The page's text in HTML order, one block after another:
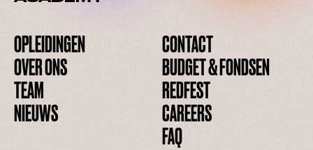
OPLEIDINGEN
OVER ONS
TEAM
NIEUWS
CONTACT
BUDGET & FONDSEN
REDFEST
CAREERS
FAQ